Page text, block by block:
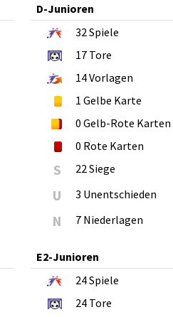
D-Junioren
32Spiele
17 Tore
14Vorlagen
1 Gelbe Karte
0 Gelb-Rote Karten
0 Rote Karten
S 22 Siege
U 3 Unentschieden
N 7 Niederlagen
E2-Junioren
24Spiele
24 Tore